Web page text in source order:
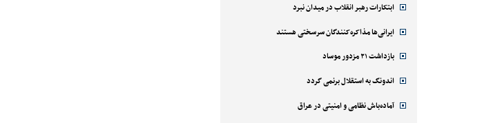
ابتکارات رهبر انقلاب در میدان نبرد
ایرانی‌ها مذاکره‌کنندگان سرسختی هستند
بازداشت ۲۱ مزدور موساد
اندونگ به استقلال برنمی گردد
آماده‌باش نظامی و امنیتی در عراق